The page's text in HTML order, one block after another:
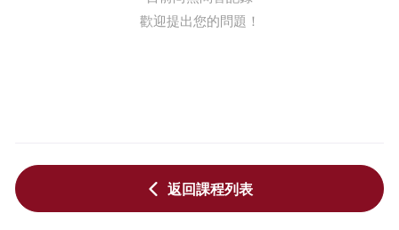
歡迎提出您的問題！
返回課程列表